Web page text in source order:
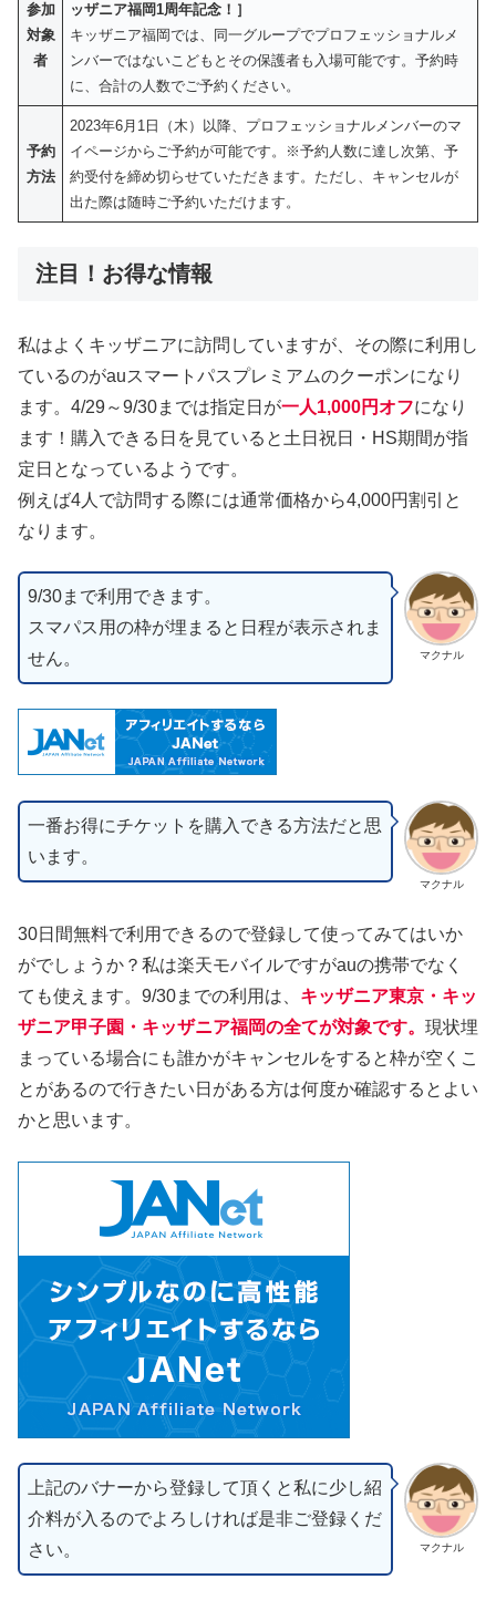
参加
対象
者
ッザニア福岡1周年記念！］
キッザニア福岡では、同一グループでプロフェッショナルメ
ンバーではないこどもとその保護者も入場可能です。予約時
に、合計の人数でご予約ください。
予約
方法
2023年6月1日（木）以降、プロフェッショナルメンバーのマ
イページからご予約が可能です。※予約人数に達し次第、予
約受付を締め切らせていただきます。ただし、キャンセルが
出た際は随時ご予約いただけます。
注目！お得な情報
私はよくキッザニアに訪問していますが、その際に利用し
ているのがauスマートパスプレミアムのクーポンになり
ます。4/29～9/30までは指定日が一人1,000円オフになり
ます！購入できる日を見ていると土日祝日・HS期間が指
定日となっているようです。
例えば4人で訪問する際には通常価格から4,000円割引と
なります。
マクナル
9/30まで利用できます。
スマパス用の枠が埋まると日程が表示されま
せん。
マクナル
一番お得にチケットを購入できる方法だと思
います。
30日間無料で利用できるので登録して使ってみてはいか
がでしょうか？私は楽天モバイルですがauの携帯でなく
ても使えます。9/30までの利用は、 キッザニア東京・キッ
ザニア甲子園 ・キッザニア福岡の全てが対象です。 現状埋
まっている場合にも誰かがキャンセルをすると枠が空くこ
とがあるので行きたい日がある方は何度か確認するとよい
かと思います。
マクナル
上記のバナーから登録して頂くと私に少し紹
介料が入るのでよろしければ是非ご登録くだ
さい。